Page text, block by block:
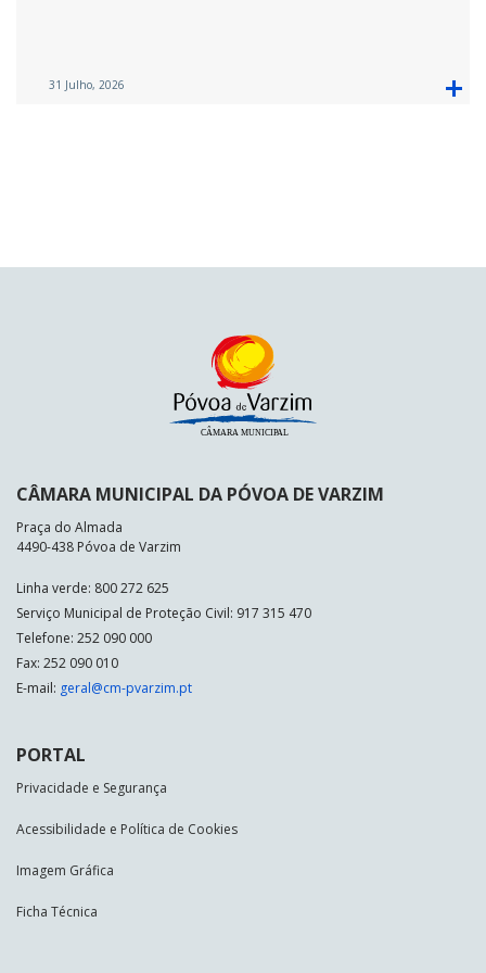
31 Julho, 2026
CÂMARA MUNICIPAL DA PÓVOA DE VARZIM
Praça do Almada
4490-438 Póvoa de Varzim
Linha verde: 800 272 625
Serviço Municipal de Proteção Civil: 917 315 470
Telefone: 252 090 000
Fax: 252 090 010
E-mail: geral@cm-pvarzim.pt
PORTAL
Privacidade e Segurança
Acessibilidade e Política de Cookies
Imagem Gráfica
Ficha Técnica